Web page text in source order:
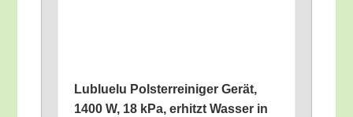
Lub­lue­lu Pols­ter­rei­ni­ger Gerät,
1400 W, 18 kPa, erhitzt Was­ser in